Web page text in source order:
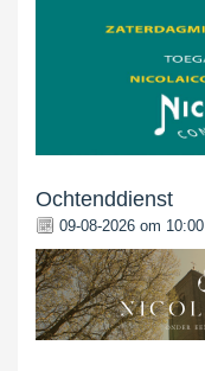
Ochtenddienst
09-08-2026 om 10:00